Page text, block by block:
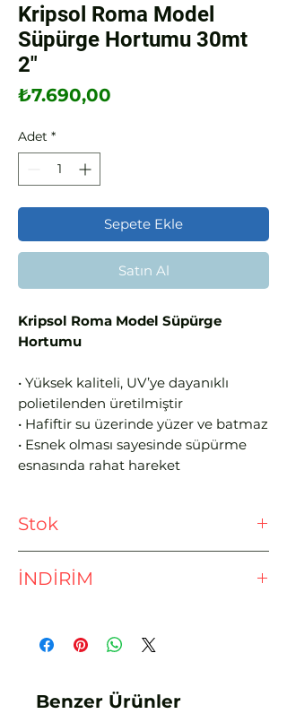
Kripsol Roma Model
Süpürge Hortumu 30mt
2"
₺7.690,00
Adet *
Sepete Ekle
Satın Al
Kripsol Roma Model Süpürge
Hortumu
• Yüksek kaliteli, UV’ye dayanıklı
polietilenden üretilmiştir
• Hafiftir su üzerinde yüzer ve batmaz
• Esnek olması sayesinde süpürme
esnasında rahat hareket
Hortum Çapı:50 mm - 2”
Uzunluk:
Stok
lütfen stok sorunuz.
İNDİRİM
Benzer Ürünler